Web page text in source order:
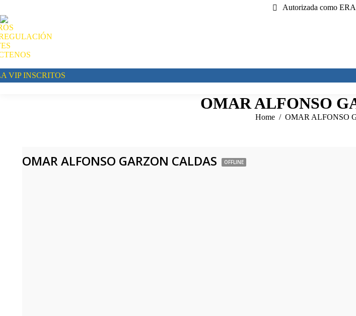
Autorizada como
VIP INSCRITOS
OMAR ALFONSO
You are here:
Home OMAR ALFONSO
OMAR ALFONSO GARZON CALDAS OFFLINE